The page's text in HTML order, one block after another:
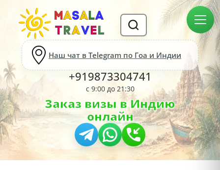
Наш чат в Telegram по Гоа и Индии
+919873304741
с 9:00 до 21:30
Заказ визы в Индию
онлайн